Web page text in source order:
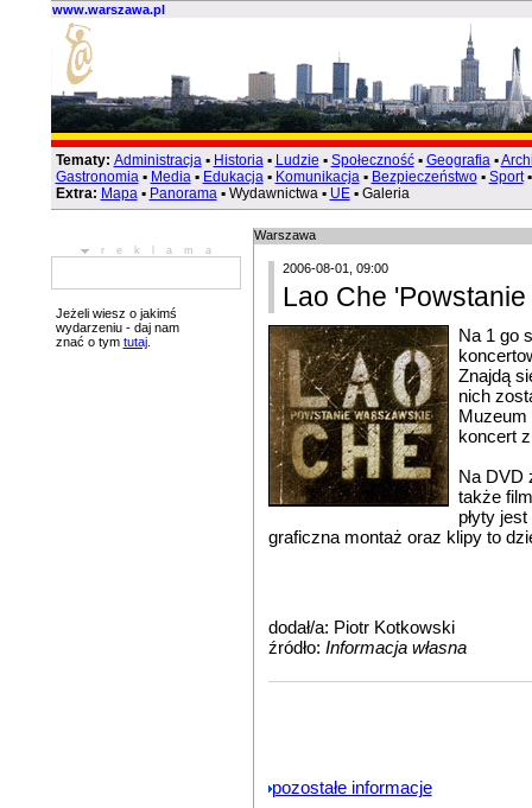
www.warszawa.pl
Tematy: Administracja▪ Historia▪ Ludzie ▪ Społeczność▪ Geografia▪
Gastronomia▪ Media▪ Edukacja▪ Komunikacja▪ Bezpieczeństwo▪ Sport
Extra: Mapa▪ Panorama▪ Wydawnictwa ▪ UE▪ Galeria
Warszawa
reklama
Jeżeli wiesz o jakimś
wydarzeniu - daj nam
znać o tym tutaj.
2006-08-01, 09:00
Lao Che
Na 1 go
Znajdą
nich
Muzeum
koncert
Na DVD
także
płyty
graficzna montaż oraz klipy to
dodał/a: Piotr Kotkowski
źródło: Informacja własna
pozostałe informacje